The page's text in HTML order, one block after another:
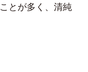
とが多く、清純